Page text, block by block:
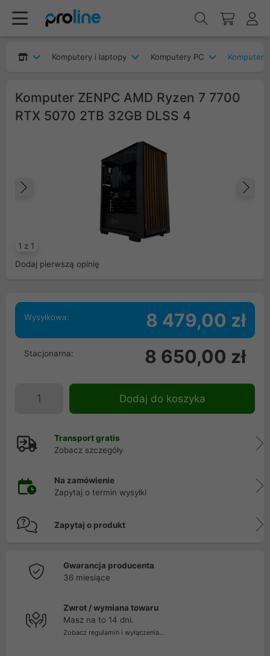
Komputery i laptopy Komputery PC
Komputer ZENPC AMD Ryzen 7 7700
RTX 5070 2TB 32GB DLSS 4
1 z 1
Poprzedni
Dodaj pierwszą opinię
Wysyłkowa: 8 479,00 zł
Stacjonarna: 8 650,00 zł
Dodaj do koszyka
Transport gratis
Zobacz szczegóły
Na zamówienie
Zapytaj o termin wysyłki
Zapytaj o produkt
Gwarancja producenta
36 miesiące
Zwrot / wymiana towaru
Masz na to 14 dni.
Zobacz regulamin i wyłączenia...